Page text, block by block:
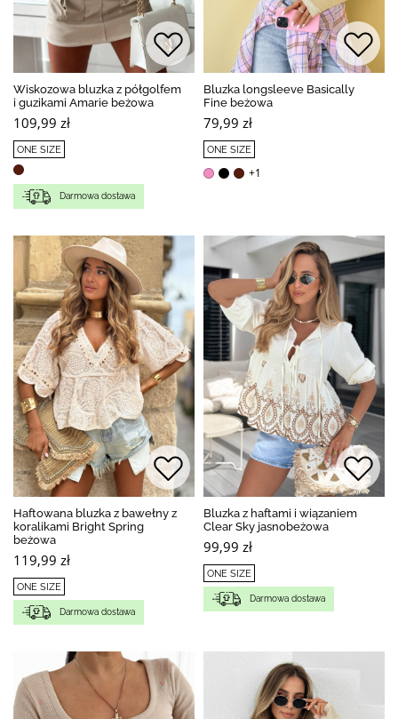
Wiskozowa bluzka z półgolfem
i guzikami Amarie beżowa
109,99 zł
ONE SIZE
Darmowa dostawa
Bluzka longsleeve Basically
Fine beżowa
79,99 zł
ONE SIZE
+1
Haftowana bluzka z bawełny z
koralikami Bright Spring
beżowa
119,99 zł
ONE SIZE
Darmowa dostawa
Bluzka z haftami i wiązaniem
Clear Sky jasnobeżowa
99,99 zł
ONE SIZE
Darmowa dostawa